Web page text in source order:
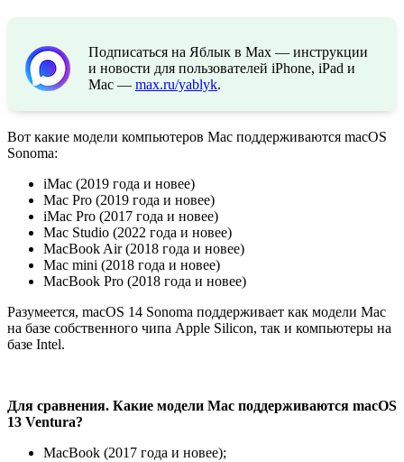
Подписаться на Яблык в Max — инструкции
и новости для пользователей iPhone, iPad и
Mac — max.ru/yablyk.
Вот какие модели компьютеров Mac поддерживаются macOS
Sonoma:
iMac (2019 года и новее)
Mac Pro (2019 года и новее)
iMac Pro (2017 года и новее)
Mac Studio (2022 года и новее)
MacBook Air (2018 года и новее)
Mac mini (2018 года и новее)
MacBook Pro (2018 года и новее)
Разумеется, macOS 14 Sonoma поддерживает как модели Mac
на базе собственного чипа Apple Silicon, так и компьютеры на
базе Intel.
Для сравнения. Какие модели Mac поддерживаются macOS
13 Ventura?
MacBook (2017 года и новее);